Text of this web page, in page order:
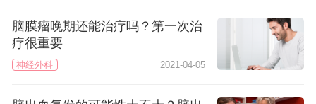
脑膜瘤晚期还能治疗吗？第一次治
疗很重要
神经外科 2021-04-05